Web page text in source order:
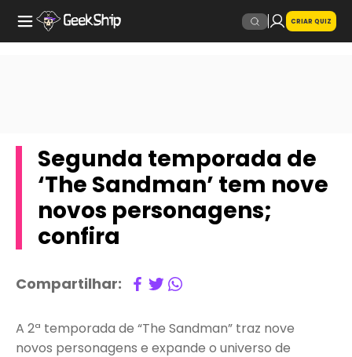
CRIAR QUIZ
Segunda temporada de
‘The Sandman’ tem nove
novos personagens;
confira
Compartilhar:
A 2ª temporada de “The Sandman” traz nove
novos personagens e expande o universo de